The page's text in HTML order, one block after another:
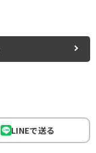
LINEで送る